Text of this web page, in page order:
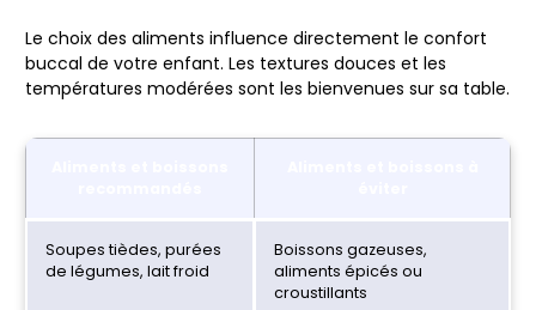
Le choix des aliments influence directement le confort
buccal de votre enfant. Les textures douces et les
températures modérées sont les bienvenues sur sa table.
Soupes tièdes, purées
de légumes, lait froid
Boissons gazeuses,
aliments épicés ou
croustillants